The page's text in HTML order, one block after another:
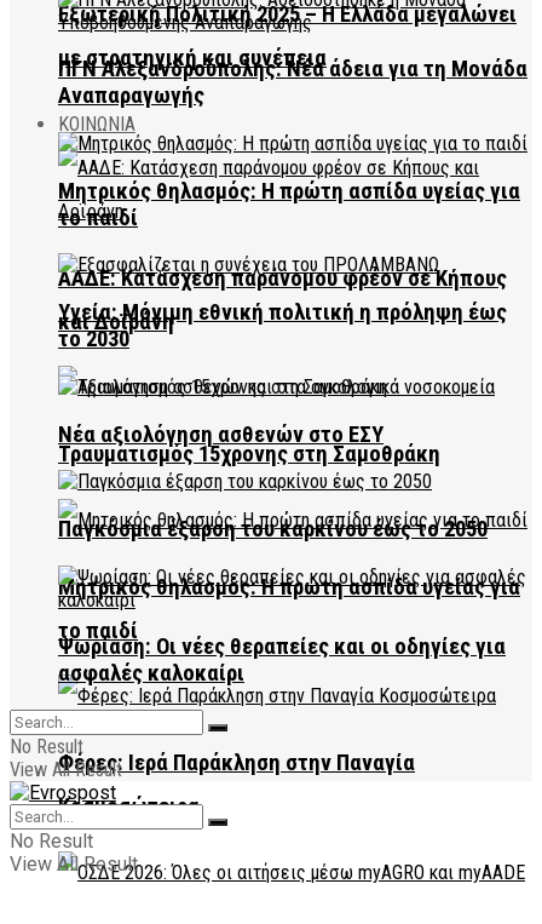
Εξωτερική Πολιτική 2025 – Η Ελλάδα μεγαλώνει
με στρατηγική και συνέπεια
ΚΟΙΝΩΝΙΑ
ΑΑΔΕ: Κατάσχεση παράνομου φρέον σε Κήπους
και Δοϊράνη
Τραυματισμός 15χρονης στη Σαμοθράκη
Μητρικός θηλασμός: Η πρώτη ασπίδα υγείας για
το παιδί
Φέρες: Ιερά Παράκληση στην Παναγία
Κοσμοσώτειρα
ΠΓΝ Αλεξανδρούπολης: Νέα άδεια για τη Μονάδα
Αναπαραγωγής
Μητρικός θηλασμός: Η πρώτη ασπίδα υγείας για
το παιδί
Υγεία: Μόνιμη εθνική πολιτική η πρόληψη έως
το 2030
Νέα αξιολόγηση ασθενών στο ΕΣΥ
Παγκόσμια έξαρση του καρκίνου έως το 2050
Ψωρίαση: Οι νέες θεραπείες και οι οδηγίες για
ασφαλές καλοκαίρι
No Result
View All Result
No Result
View All Result